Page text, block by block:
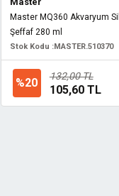
Master MQ360 Akvaryum
Şeffaf 280 ml
Stok Kodu :MASTER.510370
%20 132,00 TL
105,60 TL